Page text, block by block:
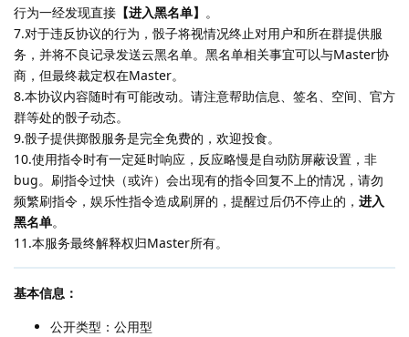
行为一经发现直接 【进入黑名单】 。
7.对于违反协议的行为，骰子将视情况终止对用户和所在群提供服
务，并将不良记录发送云黑名单。黑名单相关事宜可以与Master协
商，但最终裁定权在Master。
8.本协议内容随时有可能改动。请注意帮助信息、签名、空间、官方
群等处的骰子动态。
9.骰子提供掷骰服务是完全免费的，欢迎投食。
10.使用指令时有一定延时响应，反应略慢是自动防屏蔽设置，非
bug。刷指令过快（或许）会出现有的指令回复不上的情况，请勿
频繁刷指令，娱乐性指令造成刷屏的，提醒过后仍不停止的， 进入
黑名单。
11.本服务最终解释权归Master所有。
基本信息：
公开类型：公用型